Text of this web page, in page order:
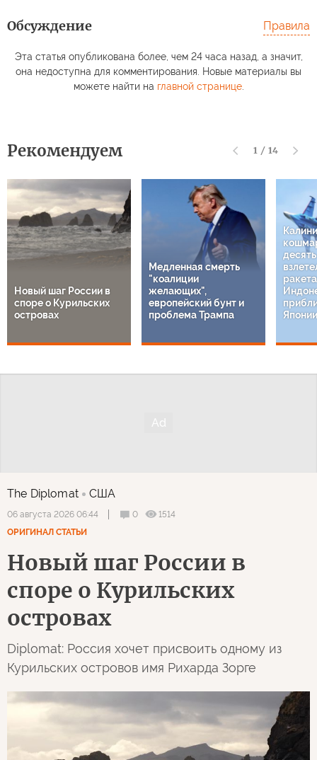
Обсуждение Правила
Эта статья опубликована более, чем 24 часа назад, а значит,
она недоступна для комментирования. Новые материалы вы
можете найти на главной странице.
Рекомендуем 1 / 14
Новый шаг России в
споре о Курильских
островах
Медленная смерть
"коалиции
желающих",
европейский бунт и
проблема Трампа
Японии
The Diplomat США
06 августа 2026 06:44 0
1514
ОРИГИНАЛ СТАТЬИ
Новый шаг России в
споре о Курильских
островах
Diplomat: Россия хочет присвоить одному из
Курильских островов имя Рихарда Зорге